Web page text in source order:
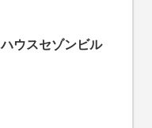
ウスセゾンビル